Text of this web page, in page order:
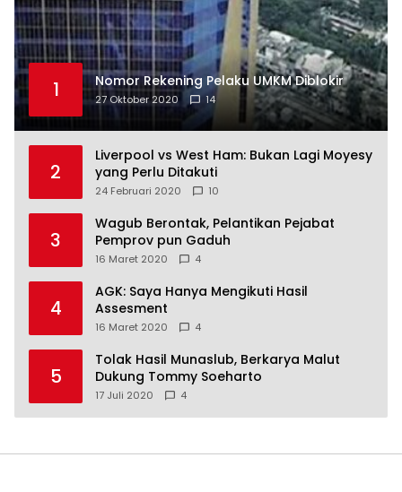
1 Nomor Rekening Pelaku UMKM Diblokir
27 Oktober 2020 14
2
Liverpool vs West Ham: Bukan Lagi Moyesy
yang Perlu Ditakuti
24 Februari 2020 10
3
Wagub Berontak, Pelantikan Pejabat
Pemprov pun Gaduh
16 Maret 2020 4
4
AGK: Saya Hanya Mengikuti Hasil
Assesment
16 Maret 2020 4
5
Tolak Hasil Munaslub, Berkarya Malut
Dukung Tommy Soeharto
17 Juli 2020 4